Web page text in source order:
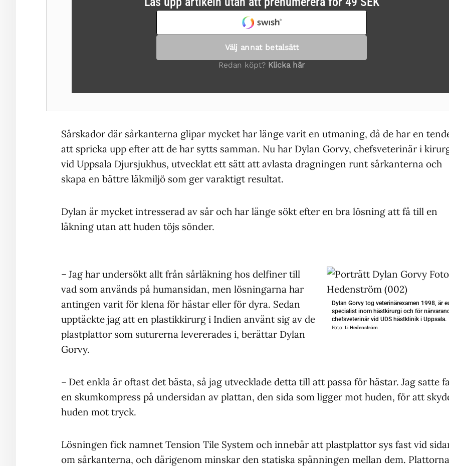
Sårskador där sårkanterna glipar mycket har länge varit en utmaning, då de har en
att spricka upp efter att de har sytts samman. Nu har Dylan Gorvy, chefsveterinär i
vid Uppsala Djursjukhus, utvecklat ett sätt att avlasta dragningen runt sårkanterna och
skapa en bättre läkmiljö som ger varaktigt resultat.
Dylan är mycket intresserad av sår och har länge sökt efter en bra lösning att få till en
läkning utan att huden töjs sönder.
Dylan Gorvy tog veterinärexamen 1998, är
specialist inom hästkirurgi och för
chefsveterinär vid UDS hästklinik i Uppsala.
Foto: Li Hedenström
– Jag har undersökt allt från sårläkning hos delfiner till
vad som används på humansidan, men lösningarna har
antingen varit för klena för hästar eller för dyra. Sedan
upptäckte jag att en plastikkirurg i Indien använt sig av de
plastplattor som suturerna levererades i, berättar Dylan
Gorvy.
– Det enkla är oftast det bästa, så jag utvecklade detta till att passa för hästar. Jag satte
en skumkompress på undersidan av plattan, den sida som ligger mot huden, för att
huden mot tryck.
Lösningen fick namnet Tension Tile System och innebär att plastplattor sys fast vid
om sårkanterna, och därigenom minskar den statiska spänningen mellan dem. Plattorna